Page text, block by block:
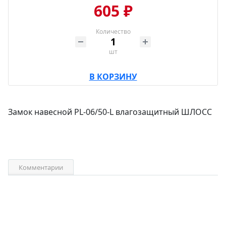
605 ₽
Количество
шт
В КОРЗИНУ
Замок навесной PL-06/50-L влагозащитный ШЛОСС
Комментарии